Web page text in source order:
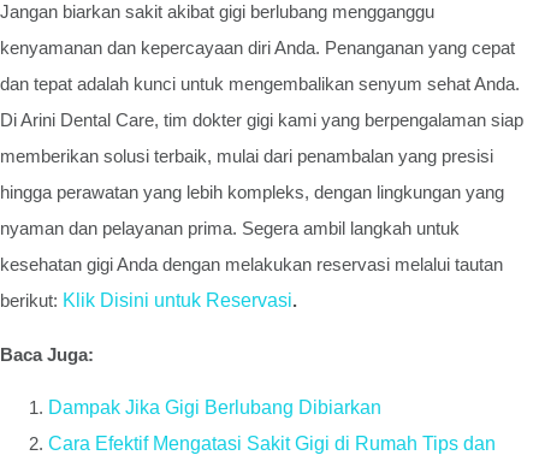
Jangan biarkan sakit akibat gigi berlubang mengganggu
kenyamanan dan kepercayaan diri Anda. Penanganan yang cepat
dan tepat adalah kunci untuk mengembalikan senyum sehat Anda.
Di Arini Dental Care, tim dokter gigi kami yang berpengalaman siap
memberikan solusi terbaik, mulai dari penambalan yang presisi
hingga perawatan yang lebih kompleks, dengan lingkungan yang
nyaman dan pelayanan prima. Segera ambil langkah untuk
kesehatan gigi Anda dengan melakukan reservasi melalui tautan
berikut: Klik Disini untuk Reservasi.
Baca Juga:
Dampak Jika Gigi Berlubang Dibiarkan
Cara Efektif Mengatasi Sakit Gigi di Rumah Tips dan